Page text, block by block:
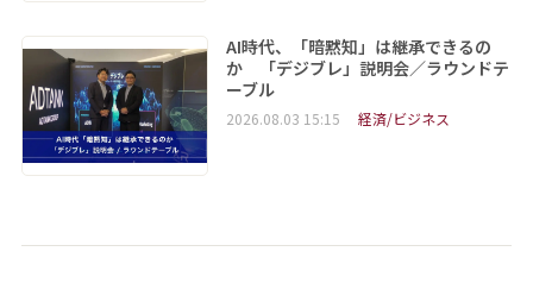
AI時代、「暗黙知」は継承できるの
か 「デジブレ」説明会／ラウンドテ
ーブル
2026.08.03 15:15 経済/ビジネス